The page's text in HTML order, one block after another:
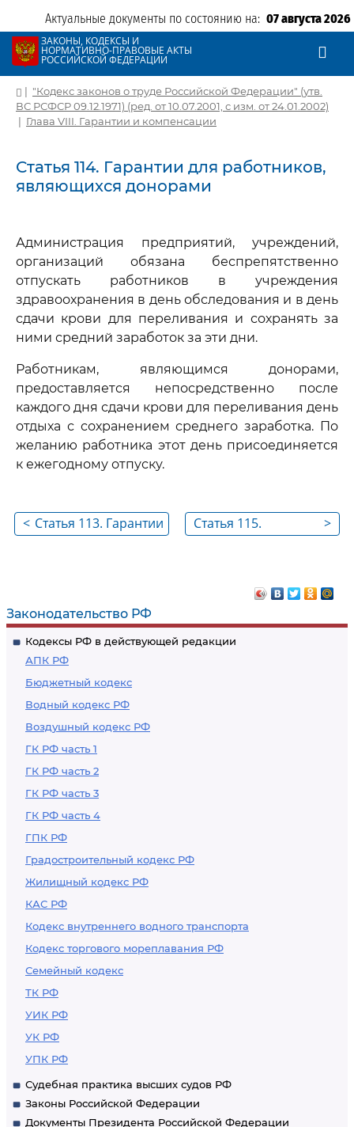
Актуальные документы по состоянию на: 07 августа 2026
ЗАКОНЫ, КОДЕКСЫ И
НОРМАТИВНО-ПРАВОВЫЕ АКТЫ
РОССИЙСКОЙ ФЕДЕРАЦИИ
Законодательство РФ
Кодексы РФ в действующей редакции
АПК РФ
Бюджетный кодекс
Водный кодекс РФ
Воздушный кодекс РФ
ГК РФ часть 1
ГК РФ часть 2
ГК РФ часть 3
ГК РФ часть 4
ГПК РФ
Градостроительный кодекс РФ
Жилищный кодекс РФ
КАС РФ
Кодекс внутреннего водного транспорта
Кодекс торгового мореплавания РФ
Семейный кодекс
ТК РФ
УИК РФ
УК РФ
УПК РФ
Судебная практика высших судов РФ
Законы Российской Федерации
Документы Президента Российской Федерации
| "Кодекс законов о труде Российской Федерации" (утв.
ВС РСФСР 09.12.1971) (ред. от 10.07.2001, с изм. от 24.01.2002)
| Глава VIII. Гарантии и компенсации
Статья 114. Гарантии для работников,
являющихся донорами
Администрация предприятий, учреждений,
организаций обязана беспрепятственно
отпускать работников в учреждения
здравоохранения в день обследования и в день
сдачи крови для переливания и сохранять за
ними средний заработок за эти дни.
Работникам, являющимся донорами,
предоставляется непосредственно после
каждого дня сдачи крови для переливания день
отдыха с сохранением среднего заработка. По
желанию работника этот день присоединяется
к ежегодному отпуску.
< Статья 113. Гарантии
учреждения
>
Статья 115.
изобретателей и
рационализаторов